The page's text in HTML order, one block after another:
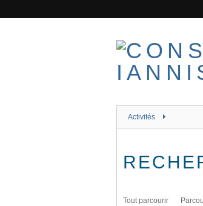
Activités
Tout parcourir